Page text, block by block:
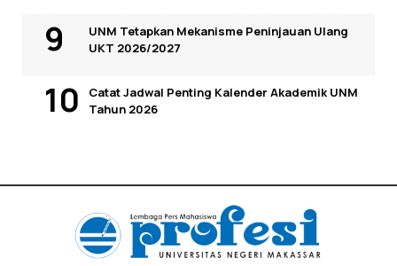
UNM Tetapkan Mekanisme Peninjauan Ulang
UKT 2026/2027
Catat Jadwal Penting Kalender Akademik UNM
Tahun 2026